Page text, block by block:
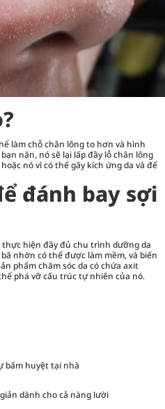
làm chỗ chân lông to hơn và hình
nặn, nó sẽ lại lấp đầy lỗ chân lông
nó vì có thể gây kích ứng da và để
đánh bay sợi
thực hiện đầy đủ chu trình dưỡng da
nhờn có thể được làm mềm, và biến
phẩm chăm sóc da có chứa axit
phá vỡ cấu trúc tự nhiên của nó.
bấm huyệt tại nhà
dành cho cả nàng lười